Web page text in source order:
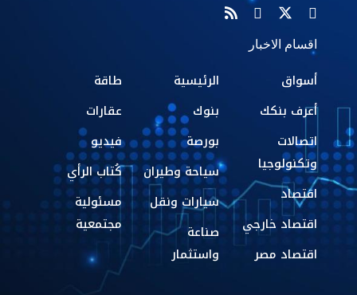
اقسام الاخبار
أسواق
أعرف بنكك
اتصالات
وتكنولوجيا
اقتصاد
اقتصاد خارجي
اقتصاد مصر
الرئيسية
بنوك
بورصة
سياحة وطيران
سيارات ونقل
صناعة
واستثمار
طاقة
عقارات
فيديو
كُتاب الرأي
مسئولية
مجتمعية